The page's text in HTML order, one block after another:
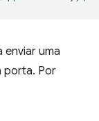
enviar uma
porta. Por